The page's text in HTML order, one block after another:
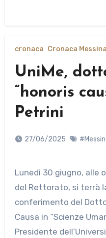
cronaca Cronaca
UniMe,
“honoris
Petrini
27/06/2025
Lunedì 30 giugno, alle ore 11, presso l’Aula Magna
del Rettorato, si terrà
conferimento del
Causa in “Scienze
Presidente